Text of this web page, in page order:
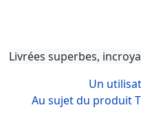
Livrées superbes,
Un
Au sujet du produit